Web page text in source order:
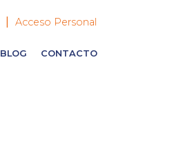
Acceso Personal
BLOG CONTACTO